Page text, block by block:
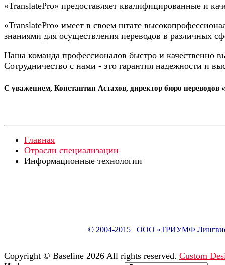
«TranslatePro» предоставляет квалифицированные и
«TranslatePro» имеет в своем штате
знаниями для осуществления переводов в различных
Наша команда профессионалов быстро и качественно
Сотрудничество с нами - это гарантия надежности и
С уважением, Константин Астахов, директор бюро переводов
Главная
Отрасли специализации
Информационные технологии
© 2004-2015 ООО «ТРИУМФ
Copyright © Baseline 2026 All rights reserved. Custom